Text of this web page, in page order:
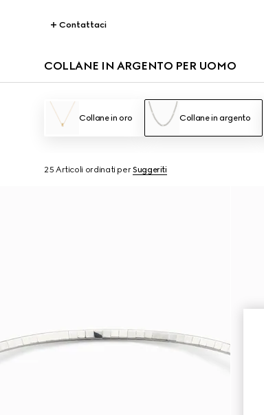
Contattaci
COLLANE IN ARGENTO PER UOMO
Collane in oro Collane in argento
25 Articoli ordinati perSuggeriti